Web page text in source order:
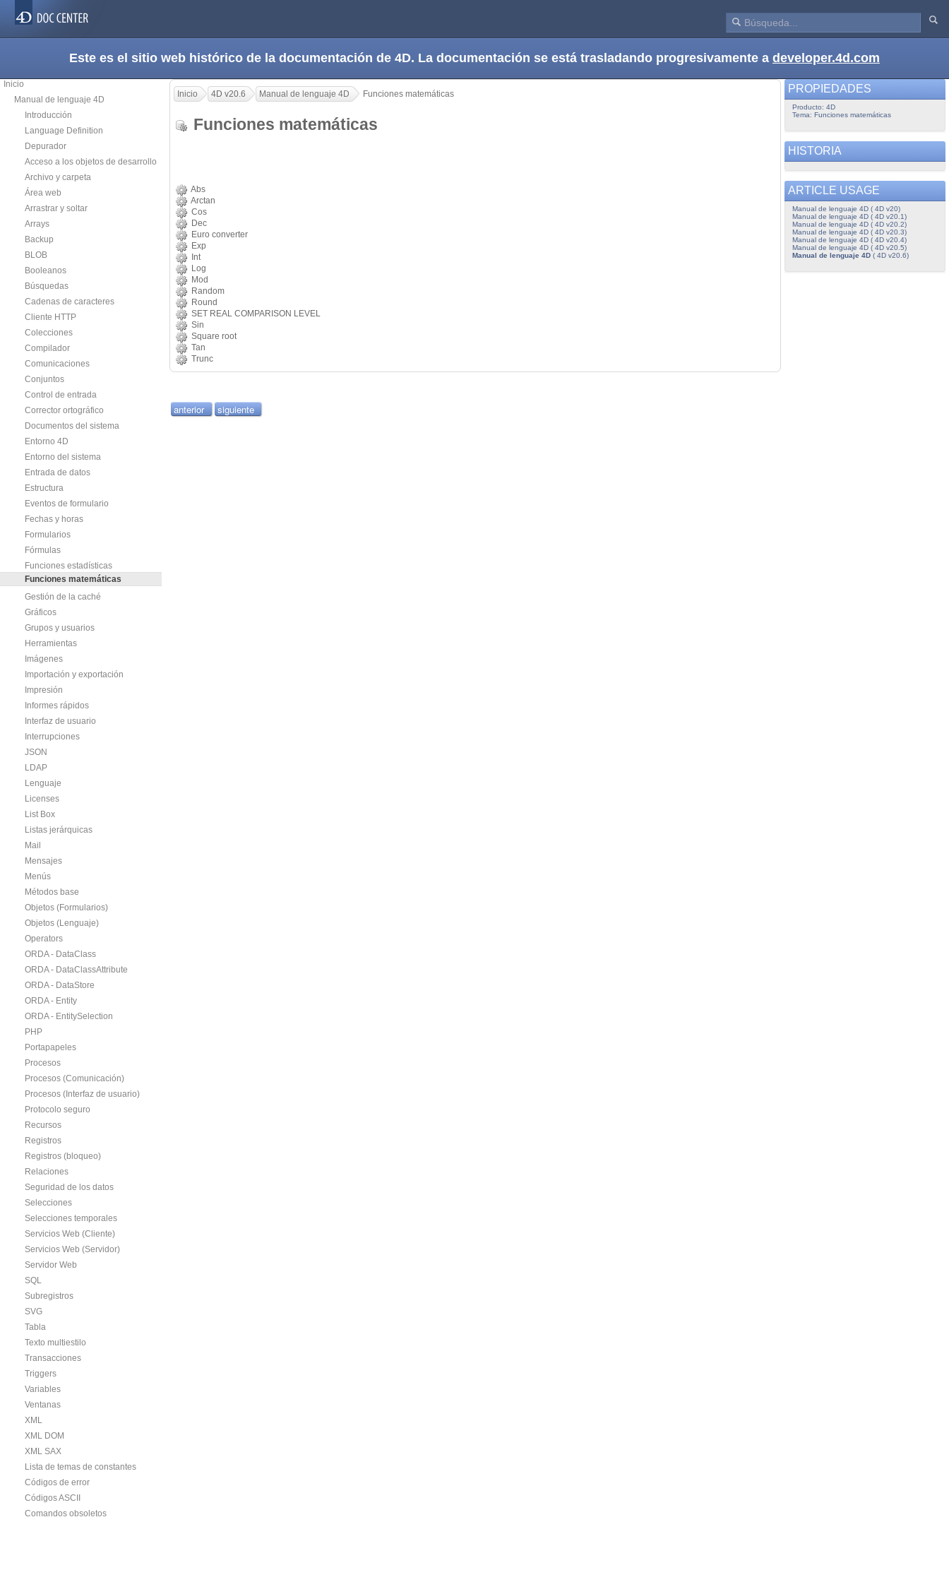
Este es el sitio web histórico de la documentación de 4D. La documentación se está trasladando progresivamente a developer.4d.com
Inicio
Manual de lenguaje 4D
Introducción
Language Definition
Depurador
Acceso a los objetos de desarrollo
Archivo y carpeta
Área web
Arrastrar y soltar
Arrays
Backup
BLOB
Booleanos
Búsquedas
Cadenas de caracteres
Cliente HTTP
Colecciones
Compilador
Comunicaciones
Conjuntos
Control de entrada
Corrector ortográfico
Documentos del sistema
Entorno 4D
Entorno del sistema
Entrada de datos
Estructura
Eventos de formulario
Fechas y horas
Formularios
Fórmulas
Funciones estadísticas
Funciones matemáticas
Gestión de la caché
Gráficos
Grupos y usuarios
Herramientas
Imágenes
Importación y exportación
Impresión
Informes rápidos
Interfaz de usuario
Interrupciones
JSON
LDAP
Lenguaje
Licenses
List Box
Listas jerárquicas
Mail
Mensajes
Menús
Métodos base
Objetos (Formularios)
Objetos (Lenguaje)
Operators
ORDA - DataClass
ORDA - DataClassAttribute
ORDA - DataStore
ORDA - Entity
ORDA - EntitySelection
PHP
Portapapeles
Procesos
Procesos (Comunicación)
Procesos (Interfaz de usuario)
Protocolo seguro
Recursos
Registros
Registros (bloqueo)
Relaciones
Seguridad de los datos
Selecciones
Selecciones temporales
Servicios Web (Cliente)
Servicios Web (Servidor)
Servidor Web
SQL
Subregistros
SVG
Tabla
Texto multiestilo
Transacciones
Triggers
Variables
Ventanas
XML
XML DOM
XML SAX
Lista de temas de constantes
Códigos de error
Códigos ASCII
Comandos obsoletos
Inicio 4D v20.6 Manual de lenguaje 4D Funciones matemáticas
Funciones matemáticas
Abs
Arctan
Cos
Dec
Euro converter
Exp
Int
Log
Mod
Random
Round
SET REAL COMPARISON LEVEL
Sin
Square root
Tan
Trunc
anterior siguiente
PROPIEDADES
Producto: 4D
Tema: Funciones matemáticas
HISTORIA
ARTICLE USAGE
Manual de lenguaje 4D ( 4D v20)
Manual de lenguaje 4D ( 4D v20.1)
Manual de lenguaje 4D ( 4D v20.2)
Manual de lenguaje 4D ( 4D v20.3)
Manual de lenguaje 4D ( 4D v20.4)
Manual de lenguaje 4D ( 4D v20.5)
Manual de lenguaje 4D( 4D v20.6)